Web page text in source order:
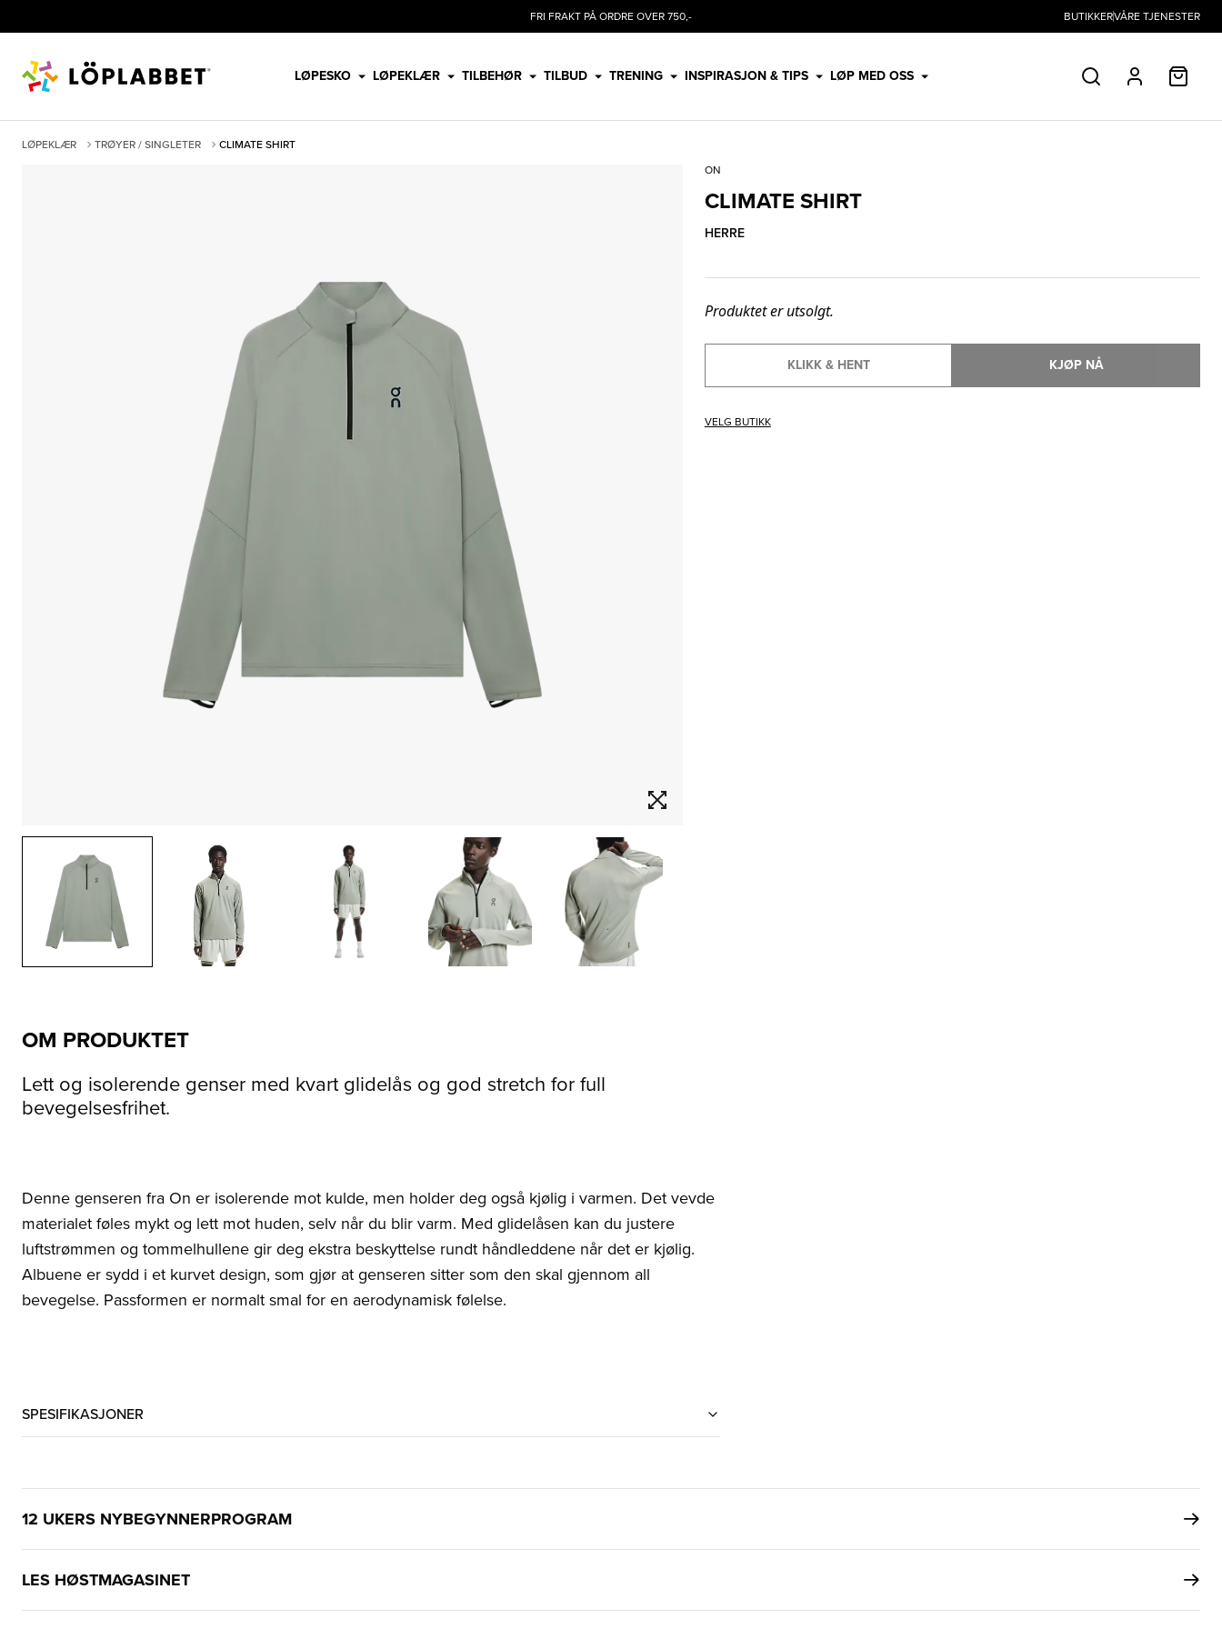
FRI FRAKT PÅ ORDRE OVER 750,- BUTIKKERVÅRE TJENESTER
LØPESKO LØPEKLÆR TILBEHØR TILBUD TRENING INSPIRASJON & TIPS LØP MED OSS SØK PROFIL
LØPEKLÆR TRØYER / SINGLETER
CLIMATE SHIRT
ON
CLIMATE SHIRT
HERRE
Produktet er utsolgt.
KLIKK & HENT KJØP NÅ
VELG BUTIKK
OM PRODUKTET
Lett og isolerende genser med kvart glidelås og god stretch for full
bevegelsesfrihet.
Denne genseren fra On er isolerende mot kulde, men holder deg også kjølig i varmen. Det vevde
materialet føles mykt og lett mot huden, selv når du blir varm. Med glidelåsen kan du justere
luftstrømmen og tommelhullene gir deg ekstra beskyttelse rundt håndleddene når det er kjølig.
Albuene er sydd i et kurvet design, som gjør at genseren sitter som den skal gjennom all
bevegelse. Passformen er normalt smal for en aerodynamisk følelse.
SPESIFIKASJONER
12 UKERS NYBEGYNNERPROGRAM
LES HØSTMAGASINET